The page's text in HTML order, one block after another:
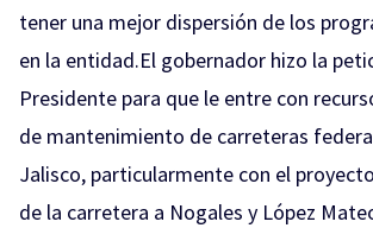
tener una mejor dispersión de los
en la entidad.El gobernador hizo la
Presidente para que le entre con
de mantenimiento de carreteras
Jalisco, particularmente con el
de la carretera a Nogales y López